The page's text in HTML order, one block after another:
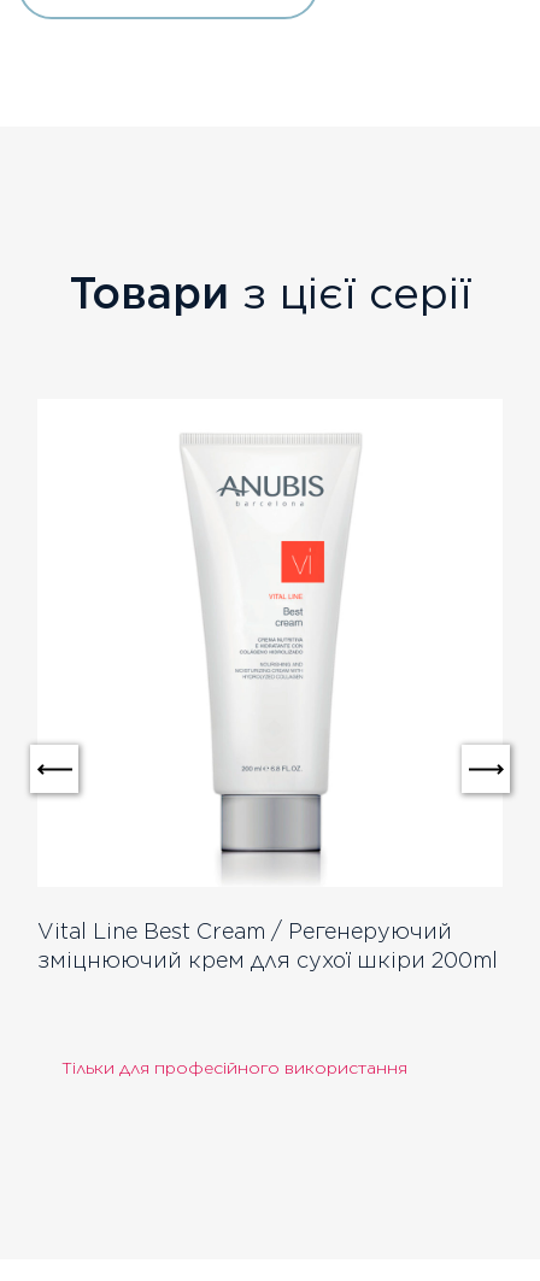
Товари з цієї серії
Vital Line Best Cream / Регенеруючий
зміцнюючий крем для сухої шкіри 200ml
Тільки для професійного використання